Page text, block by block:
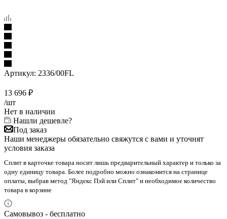
Артикул: 2336/00FL
13 696 ₽
/шт
Нет в наличии
Нашли дешевле?
Под заказ
Наши менеджеры обязательно свяжутся с вами и уточнят
условия заказа
Сплит в карточке товара носит лишь предварительный характер и только за
одну единицу товара. Более подробно можно ознакомится на странице
оплаты, выбрав метод "Яндекс Пэй или Сплит" и необходимое количество
товара в корзине
Самовывоз - бесплатно